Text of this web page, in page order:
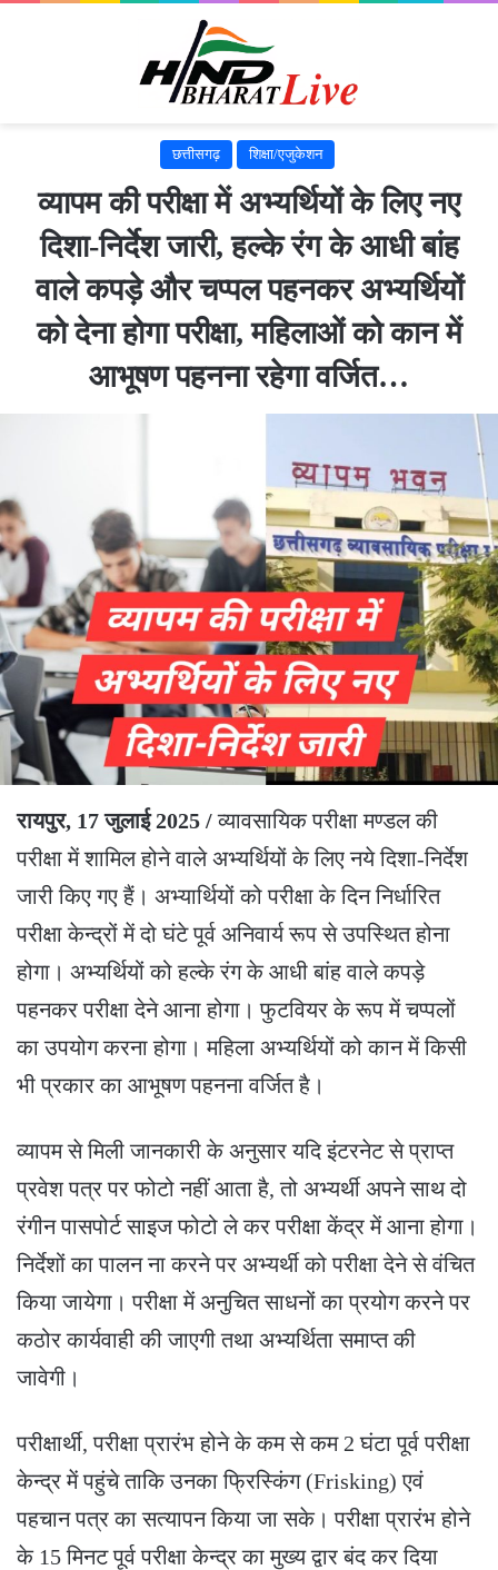
छत्तीसगढ़ शिक्षा/एजुकेशन
व्यापम की परीक्षा में अभ्यर्थियों के लिए नए
दिशा-निर्देश जारी, हल्के रंग के आधी बांह
वाले कपड़े और चप्पल पहनकर अभ्यर्थियों
को देना होगा परीक्षा, महिलाओं को कान में
आभूषण पहनना रहेगा वर्जित…
रायपुर, 17 जुलाई 2025 /व्यावसायिक परीक्षा मण्डल की
परीक्षा में शामिल होने वाले अभ्यर्थियों के लिए नये दिशा-निर्देश
जारी किए गए हैं। अभ्यार्थियों को परीक्षा के दिन निर्धारित
परीक्षा केन्द्रों में दो घंटे पूर्व अनिवार्य रूप से उपस्थित होना
होगा। अभ्यर्थियों को हल्के रंग के आधी बांह वाले कपड़े
पहनकर परीक्षा देने आना होगा। फुटवियर के रूप में चप्पलों
का उपयोग करना होगा। महिला अभ्यर्थियों को कान में किसी
भी प्रकार का आभूषण पहनना वर्जित है।
व्यापम से मिली जानकारी के अनुसार यदि इंटरनेट से प्राप्त
प्रवेश पत्र पर फोटो नहीं आता है, तो अभ्यर्थी अपने साथ दो
रंगीन पासपोर्ट साइज फोटो ले कर परीक्षा केंद्र में आना होगा।
निर्देशों का पालन ना करने पर अभ्यर्थी को परीक्षा देने से वंचित
किया जायेगा। परीक्षा में अनुचित साधनों का प्रयोग करने पर
कठोर कार्यवाही की जाएगी तथा अभ्यर्थिता समाप्त की
जावेगी।
परीक्षार्थी, परीक्षा प्रारंभ होने के कम से कम 2 घंटा पूर्व परीक्षा
केन्द्र में पहुंचे ताकि उनका फ्रिस्किंग (Frisking) एवं
पहचान पत्र का सत्यापन किया जा सके। परीक्षा प्रारंभ होने
के 15 मिनट पूर्व परीक्षा केन्द्र का मुख्य द्वार बंद कर दिया